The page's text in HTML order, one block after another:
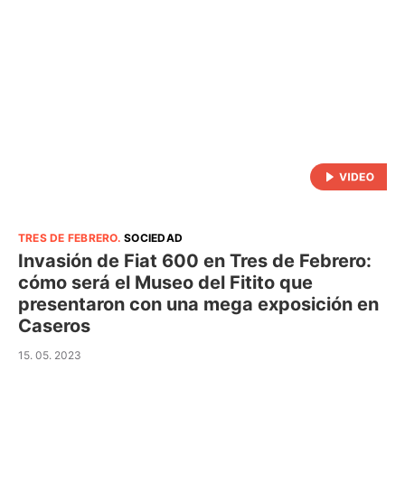
TRES DE FEBRERO.SOCIEDAD
Invasión de Fiat 600 en Tres de Febrero:
cómo será el Museo del Fitito que
presentaron con una mega exposición en
Caseros
15. 05. 2023